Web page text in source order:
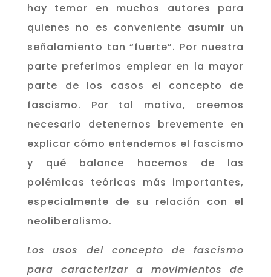
hay temor en muchos autores para
quienes no es conveniente asumir un
señalamiento tan “fuerte”. Por nuestra
parte preferimos emplear en la mayor
parte de los casos el concepto de
fascismo. Por tal motivo, creemos
necesario detenernos brevemente en
explicar cómo entendemos el fascismo
y qué balance hacemos de las
polémicas teóricas más importantes,
especialmente de su relación con el
neoliberalismo.
Los usos del concepto de fascismo
para caracterizar a movimientos de